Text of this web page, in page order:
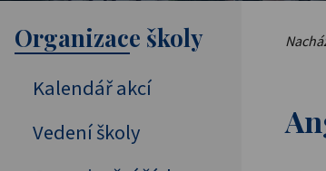
Organizace školy
Kalendář akcí
Vedení školy